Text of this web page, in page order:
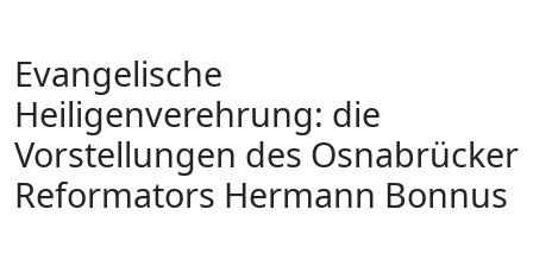
Evangelische
Heiligenverehrung: die
Vorstellungen des Osnabrücker
Reformators Hermann Bonnus